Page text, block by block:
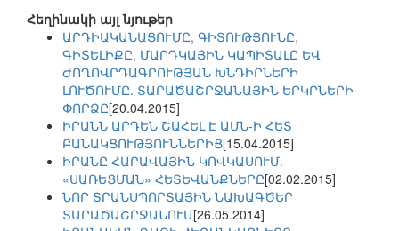
Հեղինակի այլ նյութեր
ԱՐԴԻԱԿԱՆԱՑՈՒՄԸ, ԳԻՏՈՒԹՅՈՒՆԸ,
ԳԻՏԵԼԻՔԸ, ՄԱՐԴԿԱՅԻՆ ԿԱՊԻՏԱԼԸ ԵՎ
ԺՈՂՈՎՐԴԱԳՐՈՒԹՅԱՆ ԽՆԴԻՐՆԵՐԻ
ԼՈՒԾՈՒՄԸ. ՏԱՐԱԾԱՇՐՋԱՆԱՅԻՆ ԵՐԿՐՆԵՐԻ
ՓՈՐՁԸ[20.04.2015]
ԻՐԱՆՆ ԱՐԴԵՆ ՇԱՀԵԼ Է ԱՄՆ-Ի ՀԵՏ
ԲԱՆԱԿՑՈՒԹՅՈՒՆՆԵՐԻՑ[15.04.2015]
ԻՐԱՆԸ ՀԱՐԱՎԱՅԻՆ ԿՈՎԿԱՍՈՒՄ.
«ՍԱՌԵՑՄԱՆ» ՀԵՏԵՎԱՆՔՆԵՐԸ[02.02.2015]
ՆՈՐ ՏՐԱՆՍՊՈՐՏԱՅԻՆ ՆԱԽԱԳԾԵՐ
ՏԱՐԱԾԱՇՐՋԱՆՈՒՄ[26.05.2014]